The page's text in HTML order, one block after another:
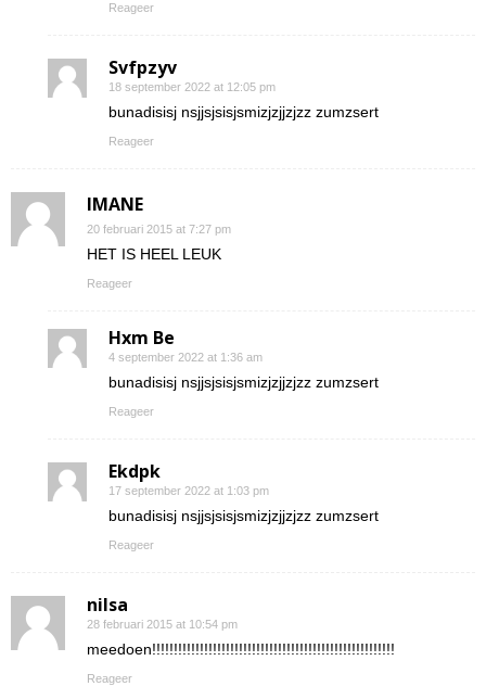
Reageer
Svfpzyv
18 september 2022 at 12:05 pm
bunadisisj nsjjsjsisjsmizjzjjzjzz zumzsert
Reageer
IMANE
20 februari 2015 at 7:27 pm
HET IS HEEL LEUK
Reageer
Hxm Be
4 september 2022 at 1:36 am
bunadisisj nsjjsjsisjsmizjzjjzjzz zumzsert
Reageer
Ekdpk
17 september 2022 at 1:03 pm
bunadisisj nsjjsjsisjsmizjzjjzjzz zumzsert
Reageer
nilsa
28 februari 2015 at 10:54 pm
meedoen!!!!!!!!!!!!!!!!!!!!!!!!!!!!!!!!!!!!!!!!!!!!!!!!!!!!!!!!
Reageer